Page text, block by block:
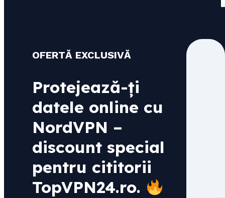
OFERTĂ EXCLUSIVĂ
Protejează-ți
datele online cu
NordVPN –
discount special
pentru cititorii
TopVPN24.ro.